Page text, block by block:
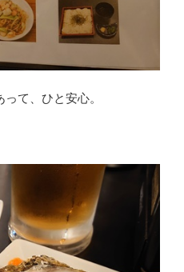
て、ひと安心。